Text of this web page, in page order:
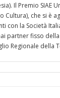
Il Premio SIAE
Cultura), che si
con la Società
partner fisso
Regionale della